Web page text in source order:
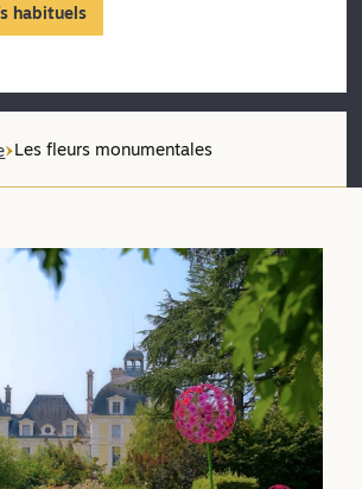
habituels
Les fleurs monumentales